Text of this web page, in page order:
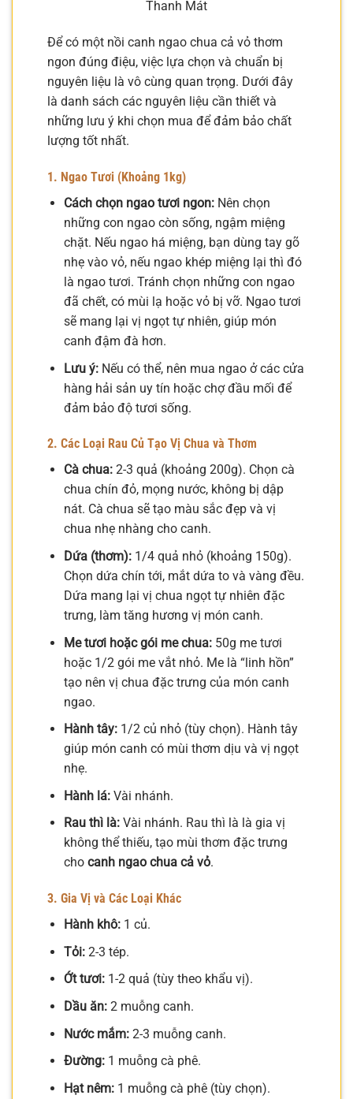
Thanh Mát
Để có một nồi canh ngao chua cả vỏ thơm
ngon đúng điệu, việc lựa chọn và chuẩn bị
nguyên liệu là vô cùng quan trọng. Dưới đây
là danh sách các nguyên liệu cần thiết và
những lưu ý khi chọn mua để đảm bảo chất
lượng tốt nhất.
1. Ngao Tươi (Khoảng 1kg)
Cách chọn ngao tươi ngon:Nên chọn
những con ngao còn sống, ngậm miệng
chặt. Nếu ngao há miệng, bạn dùng tay gõ
nhẹ vào vỏ, nếu ngao khép miệng lại thì đó
là ngao tươi. Tránh chọn những con ngao
đã chết, có mùi lạ hoặc vỏ bị vỡ. Ngao tươi
sẽ mang lại vị ngọt tự nhiên, giúp món
canh đậm đà hơn.
Lưu ý:Nếu có thể, nên mua ngao ở các cửa
hàng hải sản uy tín hoặc chợ đầu mối để
đảm bảo độ tươi sống.
2. Các Loại Rau Củ Tạo Vị Chua và Thơm
Cà chua:2-3 quả (khoảng 200g). Chọn cà
chua chín đỏ, mọng nước, không bị dập
nát. Cà chua sẽ tạo màu sắc đẹp và vị
chua nhẹ nhàng cho canh.
Dứa (thơm):1/4 quả nhỏ (khoảng 150g).
Chọn dứa chín tới, mắt dứa to và vàng đều.
Dứa mang lại vị chua ngọt tự nhiên đặc
trưng, làm tăng hương vị món canh.
Me tươi hoặc gói me chua:50g me tươi
hoặc 1/2 gói me vắt nhỏ. Me là “linh hồn”
tạo nên vị chua đặc trưng của món canh
ngao.
Hành tây:1/2 củ nhỏ (tùy chọn). Hành tây
giúp món canh có mùi thơm dịu và vị ngọt
nhẹ.
Hành lá:Vài nhánh.
Rau thì là:Vài nhánh. Rau thì là là gia vị
không thể thiếu, tạo mùi thơm đặc trưng
cho canh ngao chua cả vỏ.
3. Gia Vị và Các Loại Khác
Hành khô:1 củ.
Tỏi:2-3 tép.
Ớt tươi:1-2 quả (tùy theo khẩu vị).
Dầu ăn:2 muỗng canh.
Nước mắm:2-3 muỗng canh.
Đường:1 muỗng cà phê.
Hạt nêm:1 muỗng cà phê (tùy chọn).